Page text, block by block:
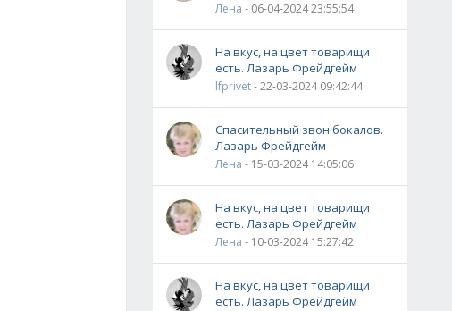
Лена - 06-04-2024 23:55:54
На вкус, на цвет товарищи
есть. Лазарь Фрейдгейм
lfprivet- 22-03-2024 09:42:44
Спасительный звон бокалов.
Лазарь Фрейдгейм
Лена - 15-03-2024 14:05:06
На вкус, на цвет товарищи
есть. Лазарь Фрейдгейм
Лена - 10-03-2024 15:27:42
На вкус, на цвет товарищи
есть. Лазарь Фрейдгейм